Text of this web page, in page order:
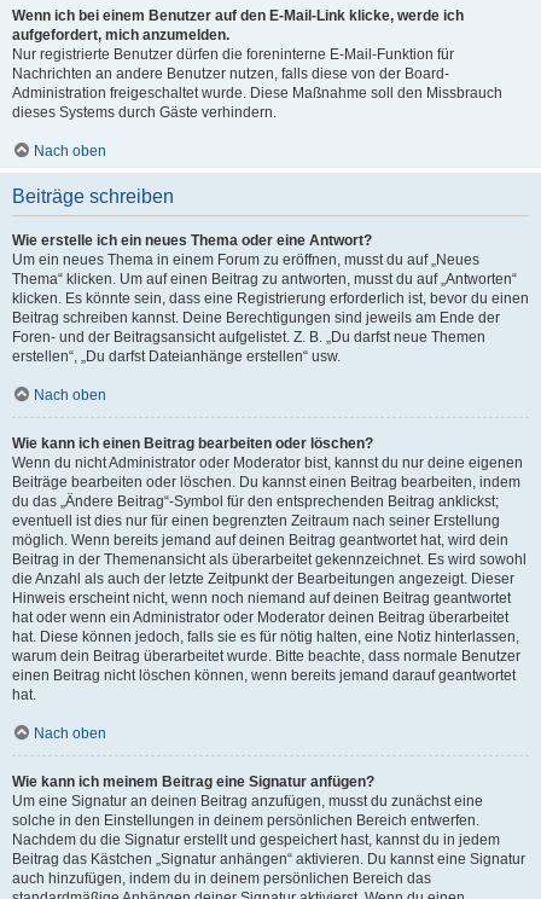
Wenn ich bei einem Benutzer auf den E-Mail-Link klicke, werde ich
aufgefordert, mich anzumelden.
Nur registrierte Benutzer dürfen die foreninterne E-Mail-Funktion für
Nachrichten an andere Benutzer nutzen, falls diese von der Board-
Administration freigeschaltet wurde. Diese Maßnahme soll den Missbrauch
dieses Systems durch Gäste verhindern.
Nach oben
Beiträge schreiben
Wie erstelle ich ein neues Thema oder eine Antwort?
Um ein neues Thema in einem Forum zu eröffnen, musst du auf „Neues
Thema“ klicken. Um auf einen Beitrag zu antworten, musst du auf „Antworten“
klicken. Es könnte sein, dass eine Registrierung erforderlich ist, bevor du einen
Beitrag schreiben kannst. Deine Berechtigungen sind jeweils am Ende der
Foren- und der Beitragsansicht aufgelistet. Z. B. „Du darfst neue Themen
erstellen“, „Du darfst Dateianhänge erstellen“ usw.
Nach oben
Wie kann ich einen Beitrag bearbeiten oder löschen?
Wenn du nicht Administrator oder Moderator bist, kannst du nur deine eigenen
Beiträge bearbeiten oder löschen. Du kannst einen Beitrag bearbeiten, indem
du das „Ändere Beitrag“-Symbol für den entsprechenden Beitrag anklickst;
eventuell ist dies nur für einen begrenzten Zeitraum nach seiner Erstellung
möglich. Wenn bereits jemand auf deinen Beitrag geantwortet hat, wird dein
Beitrag in der Themenansicht als überarbeitet gekennzeichnet. Es wird sowohl
die Anzahl als auch der letzte Zeitpunkt der Bearbeitungen angezeigt. Dieser
Hinweis erscheint nicht, wenn noch niemand auf deinen Beitrag geantwortet
hat oder wenn ein Administrator oder Moderator deinen Beitrag überarbeitet
hat. Diese können jedoch, falls sie es für nötig halten, eine Notiz hinterlassen,
warum dein Beitrag überarbeitet wurde. Bitte beachte, dass normale Benutzer
einen Beitrag nicht löschen können, wenn bereits jemand darauf geantwortet
hat.
Nach oben
Wie kann ich meinem Beitrag eine Signatur anfügen?
Um eine Signatur an deinen Beitrag anzufügen, musst du zunächst eine
solche in den Einstellungen in deinem persönlichen Bereich entwerfen.
Nachdem du die Signatur erstellt und gespeichert hast, kannst du in jedem
Beitrag das Kästchen „Signatur anhängen“ aktivieren. Du kannst eine Signatur
auch hinzufügen, indem du in deinem persönlichen Bereich das